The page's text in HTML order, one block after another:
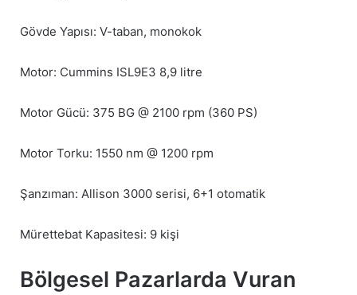
Gövde Yapısı: V-taban, monokok
Motor: Cummins ISL9E3 8,9 litre
Motor Gücü: 375 BG @ 2100 rpm (360 PS)
Motor Torku: 1550 nm @ 1200 rpm
Şanzıman: Allison 3000 serisi, 6+1 otomatik
Mürettebat Kapasitesi: 9 kişi
Bölgesel Pazarlarda Vuran